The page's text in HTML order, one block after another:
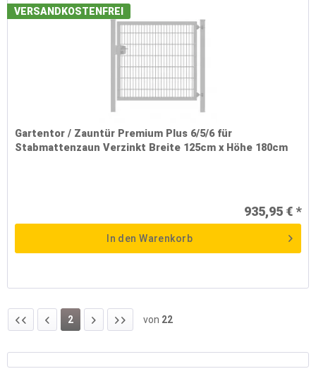
VERSANDKOSTENFREI
Gartentor / Zauntür Premium Plus 6/5/6 für
Stabmattenzaun Verzinkt Breite 125cm x Höhe 180cm
935,95 € *
In den Warenkorb
2 von 22